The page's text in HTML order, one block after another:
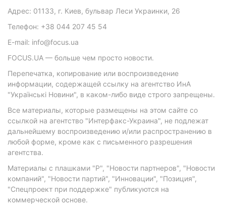
Адрес: 01133, г. Киев, бульвар Леси Украинки, 26
Телефон: +38 044 207 45 54
E-mail: info@focus.ua
FOCUS.UA — больше чем просто новости.
Перепечатка, копирование или воспроизведение
информации, содержащей ссылку на агентство ИнА
"Українські Новини", в каком-либо виде строго запрещены.
Все материалы, которые размещены на этом сайте со
ссылкой на агентство "Интерфакс-Украина", не подлежат
дальнейшему воспроизведению и/или распространению в
любой форме, кроме как с письменного разрешения
агентства.
Материалы с плашками "Р", "Новости партнеров", "Новости
компаний", "Новости партий", "Инновации", "Позиция",
"Спецпроект при поддержке" публикуются на
коммерческой основе.